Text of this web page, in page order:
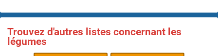
Trouvez d'autres listes concernant les
légumes